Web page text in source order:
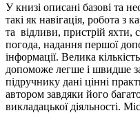
У книзі описані базові та
такі як навігація, робота з
та відливи, пристрій
погода, надання першої
інформації. Велика
допоможе легше і швидше
підручнику дані цінні
автором завдяки його
викладацької діяльності.